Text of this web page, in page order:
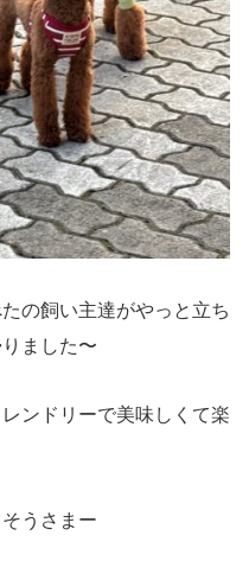
の飼い主達がやっと立ち
ました〜
ンドリーで美味しくて楽
うさまー